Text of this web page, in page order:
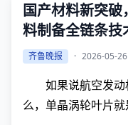
国产材料新突
料制备全链条技
齐鲁晚报 · 2026-05-
如果说航空发动
么，单晶涡轮叶片就